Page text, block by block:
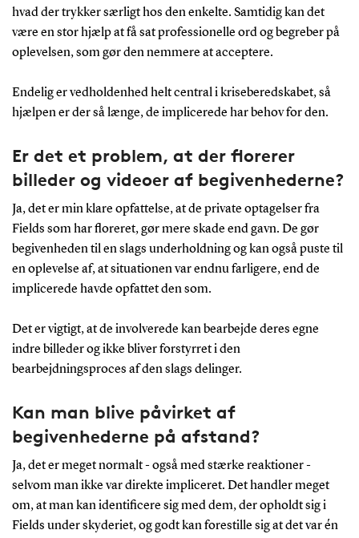
hvad der trykker særligt hos den enkelte. Samtidig kan det
være en stor hjælp at få sat professionelle ord og begreber på
oplevelsen, som gør den nemmere at acceptere.
Endelig er vedholdenhed helt central i kriseberedskabet, så
hjælpen er der så længe, de implicerede har behov for den.
Er det et problem, at der florerer
billeder og videoer af begivenhederne?
Ja, det er min klare opfattelse, at de private optagelser fra
Fields som har floreret, gør mere skade end gavn. De gør
begivenheden til en slags underholdning og kan også puste til
en oplevelse af, at situationen var endnu farligere, end de
implicerede havde opfattet den som.
Det er vigtigt, at de involverede kan bearbejde deres egne
indre billeder og ikke bliver forstyrret i den
bearbejdningsproces af den slags delinger.
Kan man blive påvirket af
begivenhederne på afstand?
Ja, det er meget normalt - også med stærke reaktioner -
selvom man ikke var direkte impliceret. Det handler meget
om, at man kan identificere sig med dem, der opholdt sig i
Fields under skyderiet, og godt kan forestille sig at det var én